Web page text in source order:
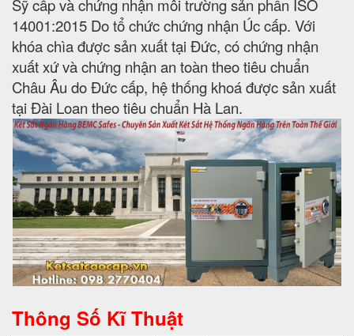
Sỹ cấp và chứng nhận môi trường sản phẩn ISO
14001:2015 Do tổ chức chứng nhận Úc cấp. Với
khóa chìa được sản xuất tại Đức, có chứng nhận
xuất xứ và chứng nhận an toàn theo tiêu chuẩn
Châu Âu do Đức cấp, hệ thống khoá được sản xuất
tại Đài Loan theo tiêu chuẩn Hà Lan.
Thông Số Kĩ Thuật